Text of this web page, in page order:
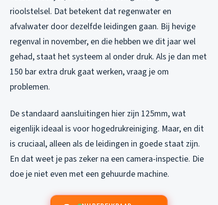
rioolstelsel. Dat betekent dat regenwater en
afvalwater door dezelfde leidingen gaan. Bij hevige
regenval in november, en die hebben we dit jaar wel
gehad, staat het systeem al onder druk. Als je dan met
150 bar extra druk gaat werken, vraag je om
problemen.
De standaard aansluitingen hier zijn 125mm, wat
eigenlijk ideaal is voor hogedrukreiniging. Maar, en dit
is cruciaal, alleen als de leidingen in goede staat zijn.
En dat weet je pas zeker na een camera-inspectie. Die
doe je niet even met een gehuurde machine.